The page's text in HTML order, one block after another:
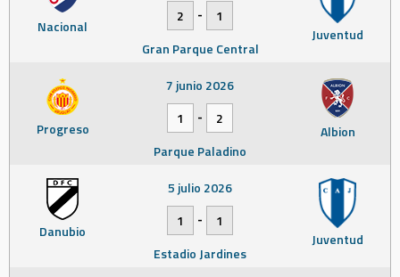
Nacional Juventud
2
-
1
Gran Parque Central
Progreso Albion
7 junio 2026
1
-
2
Parque Paladino
Danubio Juventud
5 julio 2026
1
-
1
Estadio Jardines